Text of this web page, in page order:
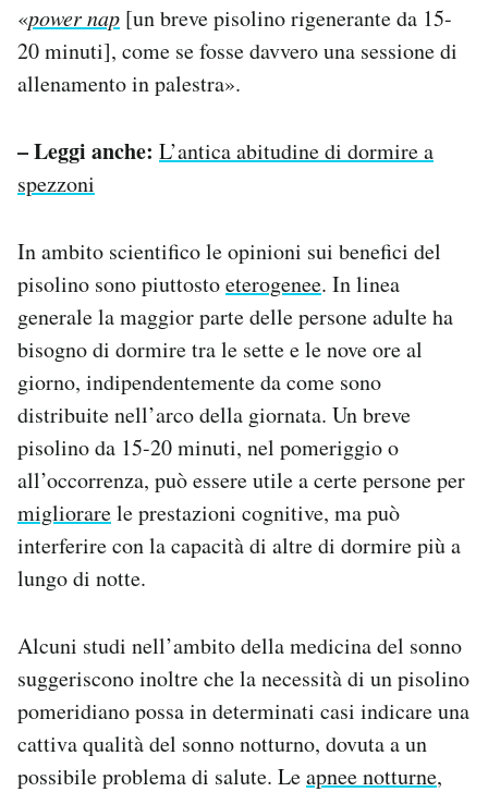
«power nap [un breve pisolino rigenerante da 15-
20 minuti], come se fosse davvero una sessione di
allenamento in palestra».
– Leggi anche: L’antica abitudine di dormire a
spezzoni
In ambito scientifico le opinioni sui benefici del
pisolino sono piuttostoeterogenee. In linea
generale la maggior parte delle persone adulte ha
bisogno di dormire tra le sette e le nove ore al
giorno, indipendentemente da come sono
distribuite nell’arco della giornata. Un breve
pisolino da 15-20 minuti, nel pomeriggio o
all’occorrenza, può essere utile a certe persone per
migliorarele prestazioni cognitive, ma può
interferire con la capacità di altre di dormire più a
lungo di notte.
Alcuni studi nell’ambito della medicina del sonno
suggeriscono inoltre che la necessità di un pisolino
pomeridiano possa in determinati casi indicare una
cattiva qualità del sonno notturno, dovuta a un
possibile problema di salute. Leapnee notturne,